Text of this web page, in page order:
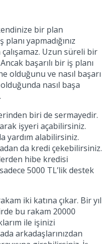
bir plan
yapmadığınız
Uzun süreli bir
başarılı bir iş planı
olduğunu ve nasıl başarı
nasıl başa
biri de sermayedir.
işyeri açabilirsiniz.
yardım alabilirsiniz.
da kredi çekebilirsiniz.
hibe kredisi
5000 TL’lik destek
iki katına çıkar. Bir yıl
bu rakam 20000
ile işinizi
arkadaşlarınızdan